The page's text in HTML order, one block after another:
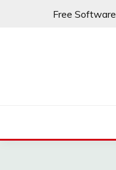
Free Software